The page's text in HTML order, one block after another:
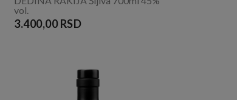
vol.
3.400,00 RSD